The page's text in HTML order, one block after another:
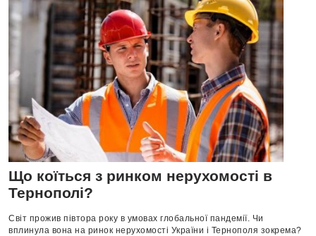
Що коїться з ринком нерухомості в
Тернополі?
Світ прожив півтора року в умовах глобальної пандемії. Чи
вплинула вона на ринок нерухомості України і Тернополя зокрема?